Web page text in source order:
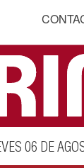
06 DE